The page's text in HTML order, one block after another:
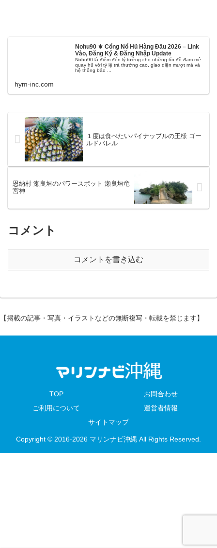
Nohu90 ⚜️ Cổng Nổ Hũ Hàng Đầu 2026 – Link
Vào, Đăng Ký & Đăng Nhập Update
Nohu90 là điểm đến lý tưởng cho những tín đồ đam mê
quay hũ với tỷ lệ trả thưởng cao, giao diện mượt mà và
hệ thống bảo ...
hym-inc.com
１度は食べたいパイナップルの王様 ゴー
ルドバレル
恩納村 瀬良垣のパワースポット 瀬良垣竜
宮神
コメント
コメントを書き込む
【掲載の記事・写真・イラストなどの無断複写・転載を禁じます】
TOP
お問合わせ
ご利用について
運営者情報
サイトマップ
Copyright © 2016-2026 マリンナビ沖縄 All Rights Reserved.